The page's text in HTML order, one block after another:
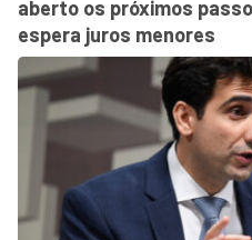
aberto os próximos
espera juros menores